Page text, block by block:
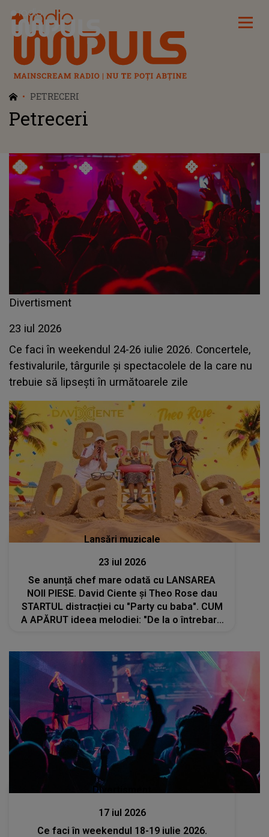
Radio Impuls
PETRECERI
Petreceri
Divertisment
23 iul 2026
Ce faci în weekendul 24-26 iulie 2026. Concertele,
festivalurile, târgurile și spectacolele de la care nu
trebuie să lipsești în următoarele zile
Lansări muzicale
23 iul 2026
Se anunță chef mare odată cu LANSAREA
NOII PIESE. David Ciente și Theo Rose dau
STARTUL distracției cu "Party cu baba". CUM
A APĂRUT ideea melodiei: "De la o întrebare
Divertisment
17 iul 2026
Ce faci în weekendul 18-19 iulie 2026.